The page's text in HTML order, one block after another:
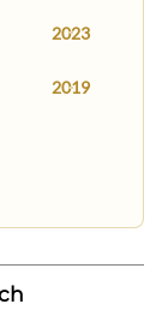
2023
2019